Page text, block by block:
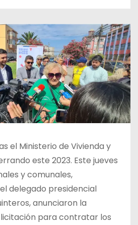
el Ministerio de Vivienda y
este 2023. Este jueves
y comunales,
delegado presidencial
anunciaron la
para contratar los